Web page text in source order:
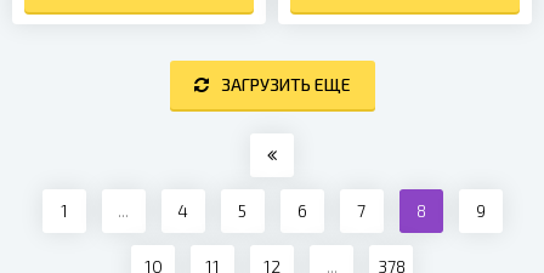
ЗАГРУЗИТЬ ЕЩЕ
1 ... 4 5 6 7 8 9
10 11 12 ... 378